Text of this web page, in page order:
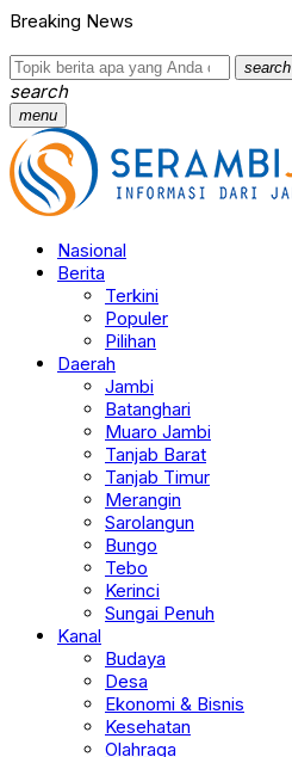
Breaking News
search
search
menu
Nasional
Berita
Terkini
Populer
Pilihan
Daerah
Jambi
Batanghari
Muaro Jambi
Tanjab Barat
Tanjab Timur
Merangin
Sarolangun
Bungo
Tebo
Kerinci
Sungai Penuh
Kanal
Budaya
Desa
Ekonomi & Bisnis
Kesehatan
Olahraga